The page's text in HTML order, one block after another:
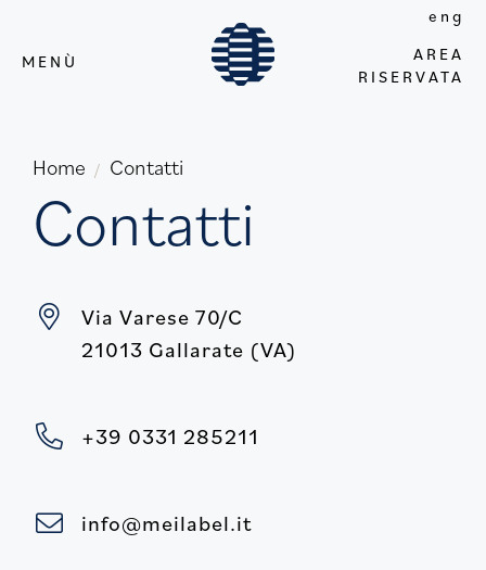
MENÙ
eng
AREA
RISERVATA
Home / Contatti
Contatti
Via Varese 70/C
21013 Gallarate (VA)
+39 0331 285211
info@meilabel.it